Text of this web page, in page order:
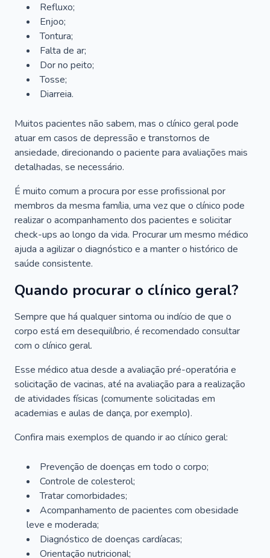
Refluxo;
Enjoo;
Tontura;
Falta de ar;
Dor no peito;
Tosse;
Diarreia.
Muitos pacientes não sabem, mas o clínico geral pode
atuar em casos de depressão e transtornos de
ansiedade, direcionando o paciente para avaliações mais
detalhadas, se necessário.
É muito comum a procura por esse profissional por
membros da mesma família, uma vez que o clínico pode
realizar o acompanhamento dos pacientes e solicitar
check-ups ao longo da vida. Procurar um mesmo médico
ajuda a agilizar o diagnóstico e a manter o histórico de
saúde consistente.
Quando procurar o clínico geral?
Sempre que há qualquer sintoma ou indício de que o
corpo está em desequilíbrio, é recomendado consultar
com o clínico geral.
Esse médico atua desde a avaliação pré-operatória e
solicitação de vacinas, até na avaliação para a realização
de atividades físicas (comumente solicitadas em
academias e aulas de dança, por exemplo).
Confira mais exemplos de quando ir ao clínico geral:
Prevenção de doenças em todo o corpo;
Controle de colesterol;
Tratar comorbidades;
Acompanhamento de pacientes com obesidade
leve e moderada;
Diagnóstico de doenças cardíacas;
Orientação nutricional;